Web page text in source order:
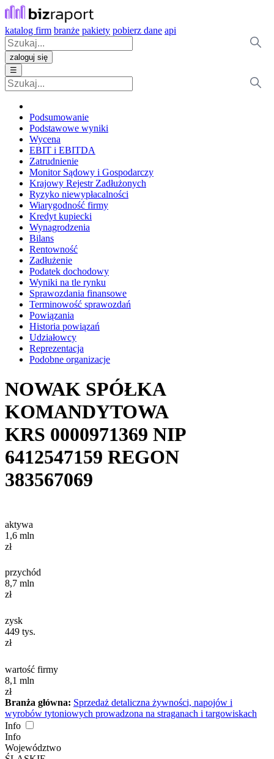
katalog firm branże pakiety pobierz dane api
zaloguj się
☰
Podsumowanie
Podstawowe wyniki
Wycena
EBIT i EBITDA
Zatrudnienie
Monitor Sądowy i Gospodarczy
Krajowy Rejestr Zadłużonych
Ryzyko niewypłacalności
Wiarygodność firmy
Kredyt kupiecki
Wynagrodzenia
Bilans
Rentowność
Zadłużenie
Podatek dochodowy
Wyniki na tle rynku
Sprawozdania finansowe
Terminowość sprawozdań
Powiązania
Historia powiązań
Udziałowcy
Reprezentacja
Podobne organizacje
NOWAK SPÓŁKA
KOMANDYTOWA
KRS 0000971369 NIP
6412547159 REGON
383567069
aktywa
1,6 mln
zł
przychód
8,7 mln
zł
zysk
449 tys.
zł
wartość firmy
8,1 mln
zł
Branża główna: Sprzedaż detaliczna żywności, napojów i
wyrobów tytoniowych prowadzona na straganach i targowiskach
Info
Info
Województwo